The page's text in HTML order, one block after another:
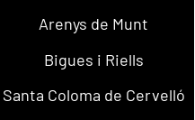
Arenys de Munt
Bigues i Riells
Santa Coloma de Cervelló